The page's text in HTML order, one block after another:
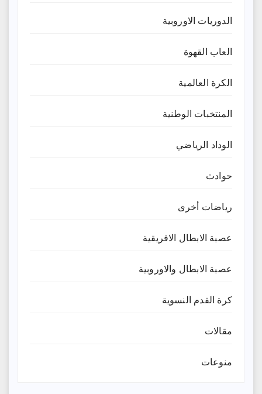
الدوريات الاوروبية
العاب القهوة
الكرة العالمية
المنتخبات الوطنية
الوداد الرياضي
حوادث
رياضات أخرى
عصبة الابطال الافريقية
عصبة الابطال والاوروبية
كرة القدم النسوية
مقالات
منوعات